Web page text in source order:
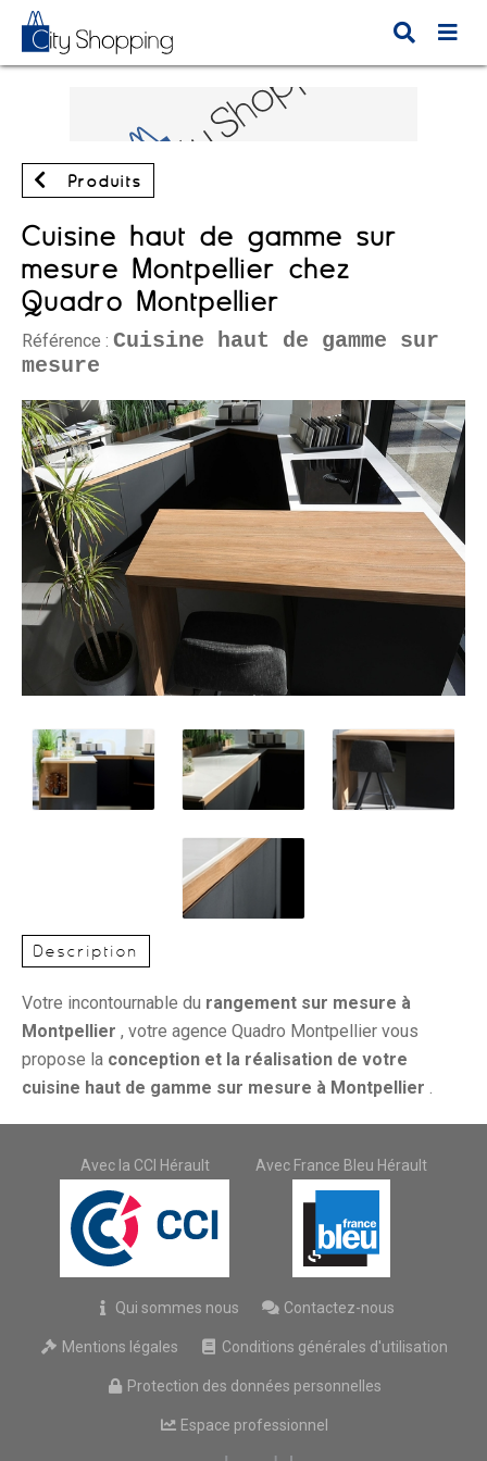
Produits
Cuisine haut de gamme sur
mesure Montpellier chez
Quadro Montpellier
Référence : Cuisine haut de gamme sur
mesure
Description
Votre incontournable du rangement sur mesure à
Montpellier , votre agence Quadro Montpellier vous
propose la conception et la réalisation de votre
cuisine haut de gamme sur mesure à Montpellier
Avec la CCI Hérault Avec France Bleu Hérault
Qui sommes nous Contactez-nous
Mentions légales Conditions générales d'utilisation
Protection des données personnelles
Espace professionnel